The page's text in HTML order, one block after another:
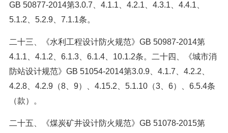
GB 50877-2014第3.0.7、4.1.1、4.2.1、4.3.1、4.4.1、
5.1.2、5.2.9、7.1.1条。
二十三、《水利工程设计防火规范》GB 50987-2014第
4.1.1、4.1.2、6.1.3、6.1.4、10.1.2条。二十四、《城市消
防站设计规范》GB 51054-2014第3.0.9、4.1.7、4.2.2、
4.2.8、4.2.9（8、9）、4.15.2、5.1.10（3、6）、6.5.4条
（款）。
二十五、《煤炭矿井设计防火规范》GB 51078-2015第